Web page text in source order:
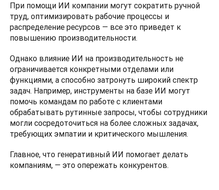
При помощи ИИ компании могут сократить ручной
труд, оптимизировать рабочие процессы и
распределение ресурсов — все это приведет к
повышению производительности.
Однако влияние ИИ на производительность не
ограничивается конкретными отделами или
функциями, а способно затронуть широкий спектр
задач. Например, инструменты на базе ИИ могут
помочь командам по работе с клиентами
обрабатывать рутинные запросы, чтобы сотрудники
могли сосредоточиться на более сложных задачах,
требующих эмпатии и критического мышления.
Главное, что генеративный ИИ помогает делать
компаниям, — это опережать конкурентов.